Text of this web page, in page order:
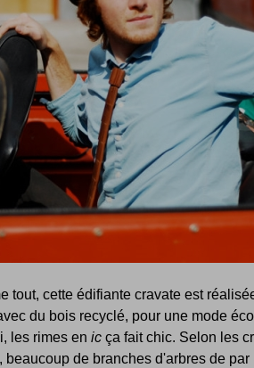
tout, cette édifiante cravate est
du bois recyclé, pour une mode
les rimes en ic ça fait chic. Selon les
beaucoup de branches d'arbres de par